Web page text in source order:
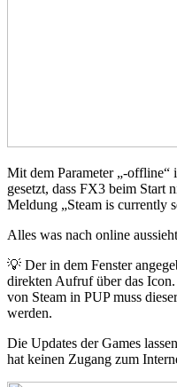
Mit dem Parameter „-
gesetzt, dass FX3 beim Start
Meldung „Steam is currently
Alles was nach online
💡 Der in dem Fenster
direkten Aufruf über das
von Steam in PUP muss
werden.
Die Updates der Games
hat keinen Zugang zum